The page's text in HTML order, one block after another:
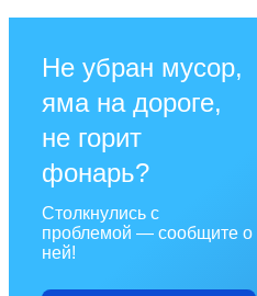
Не убран мусор,
яма на дороге,
не горит
фонарь?
Столкнулись с
проблемой — сообщите о
ней!